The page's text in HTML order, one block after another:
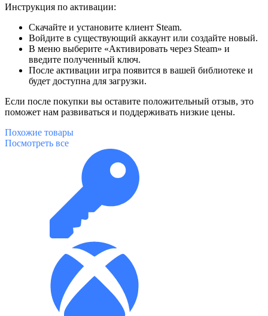
Инструкция по активации:
Скачайте и установите клиент Steam.
Войдите в существующий аккаунт или создайте новый.
В меню выберите «Активировать через Steam» и
введите полученный ключ.
После активации игра появится в вашей библиотеке и
будет доступна для загрузки.
Если после покупки вы оставите положительный отзыв, это
поможет нам развиваться и поддерживать низкие цены.
Похожие товары
Посмотреть все